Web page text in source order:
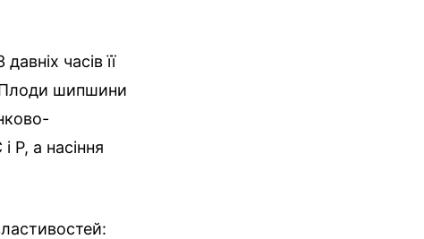
часів її
Плоди шипшини
Р, а насіння